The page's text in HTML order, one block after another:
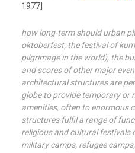
1977]
how long-term should urban
oktoberfest, the festival of
pilgrimage in the world), the
and scores of other major
architectural structures are
globe to provide temporary or
amenities, often to enormous
structures fulfil a range of
religious and cultural festivals
military camps, refugee